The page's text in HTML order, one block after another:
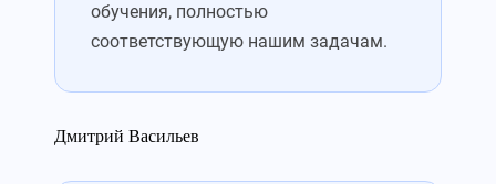
обучения, полностью
соответствующую нашим задачам.
Дмитрий Васильев